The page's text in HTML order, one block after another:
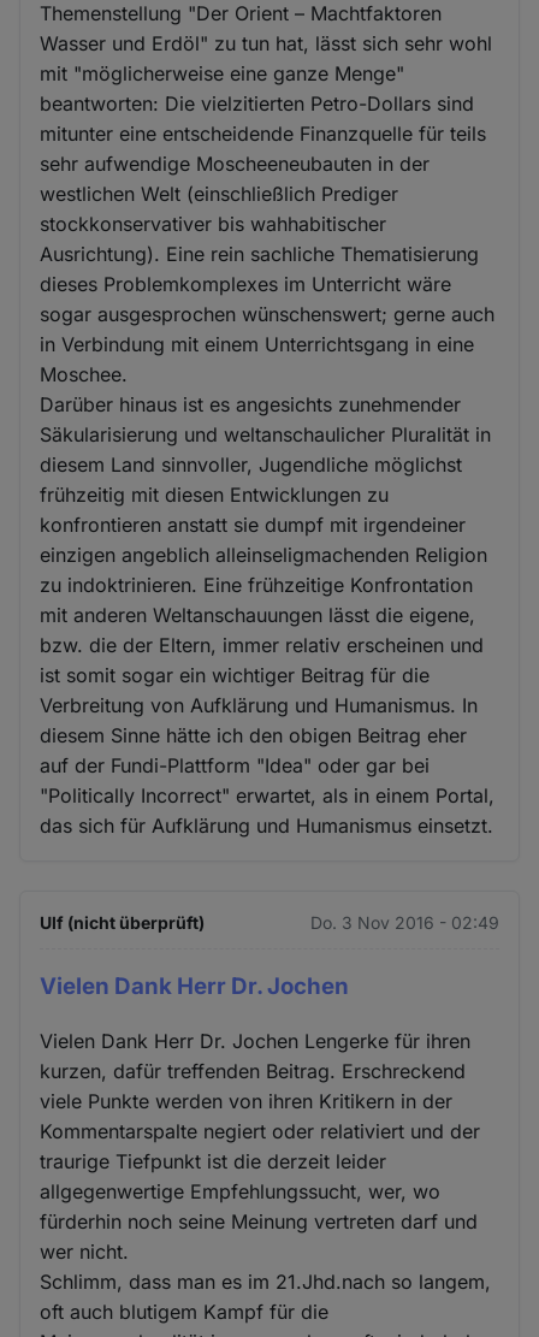
Themenstellung "Der Orient – Machtfaktoren
Wasser und Erdöl" zu tun hat, lässt sich sehr wohl
mit "möglicherweise eine ganze Menge"
beantworten: Die vielzitierten Petro-Dollars sind
mitunter eine entscheidende Finanzquelle für teils
sehr aufwendige Moscheeneubauten in der
westlichen Welt (einschließlich Prediger
stockkonservativer bis wahhabitischer
Ausrichtung). Eine rein sachliche Thematisierung
dieses Problemkomplexes im Unterricht wäre
sogar ausgesprochen wünschenswert; gerne auch
in Verbindung mit einem Unterrichtsgang in eine
Moschee.
Darüber hinaus ist es angesichts zunehmender
Säkularisierung und weltanschaulicher Pluralität in
diesem Land sinnvoller, Jugendliche möglichst
frühzeitig mit diesen Entwicklungen zu
konfrontieren anstatt sie dumpf mit irgendeiner
einzigen angeblich alleinseligmachenden Religion
zu indoktrinieren. Eine frühzeitige Konfrontation
mit anderen Weltanschauungen lässt die eigene,
bzw. die der Eltern, immer relativ erscheinen und
ist somit sogar ein wichtiger Beitrag für die
Verbreitung von Aufklärung und Humanismus. In
diesem Sinne hätte ich den obigen Beitrag eher
auf der Fundi-Plattform "Idea" oder gar bei
"Politically Incorrect" erwartet, als in einem Portal,
das sich für Aufklärung und Humanismus einsetzt.
Ulf (nicht überprüft) Do. 3 Nov 2016 - 02:49
Vielen Dank Herr Dr. Jochen
Vielen Dank Herr Dr. Jochen Lengerke für ihren
kurzen, dafür treffenden Beitrag. Erschreckend
viele Punkte werden von ihren Kritikern in der
Kommentarspalte negiert oder relativiert und der
traurige Tiefpunkt ist die derzeit leider
allgegenwertige Empfehlungssucht, wer, wo
fürderhin noch seine Meinung vertreten darf und
wer nicht.
Schlimm, dass man es im 21.Jhd.nach so langem,
oft auch blutigem Kampf für die